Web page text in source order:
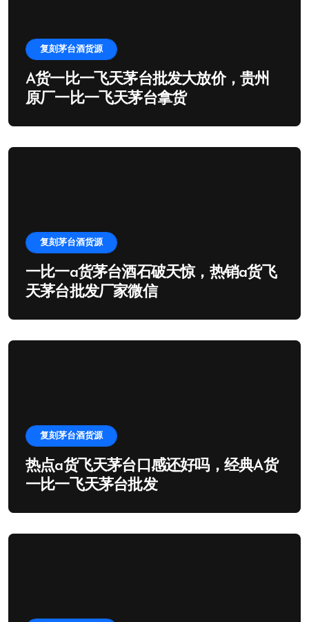
复刻茅台酒货源
A货一比一飞天茅台批发大放价，贵州
原厂一比一飞天茅台拿货
复刻茅台酒货源
一比一a货茅台酒石破天惊，热销a货飞
天茅台批发厂家微信
复刻茅台酒货源
热点a货飞天茅台口感还好吗，经典A货
一比一飞天茅台批发